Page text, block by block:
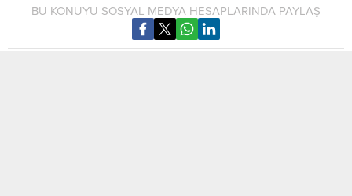
BU KONUYU SOSYAL MEDYA HESAPLARINDA PAYLAŞ